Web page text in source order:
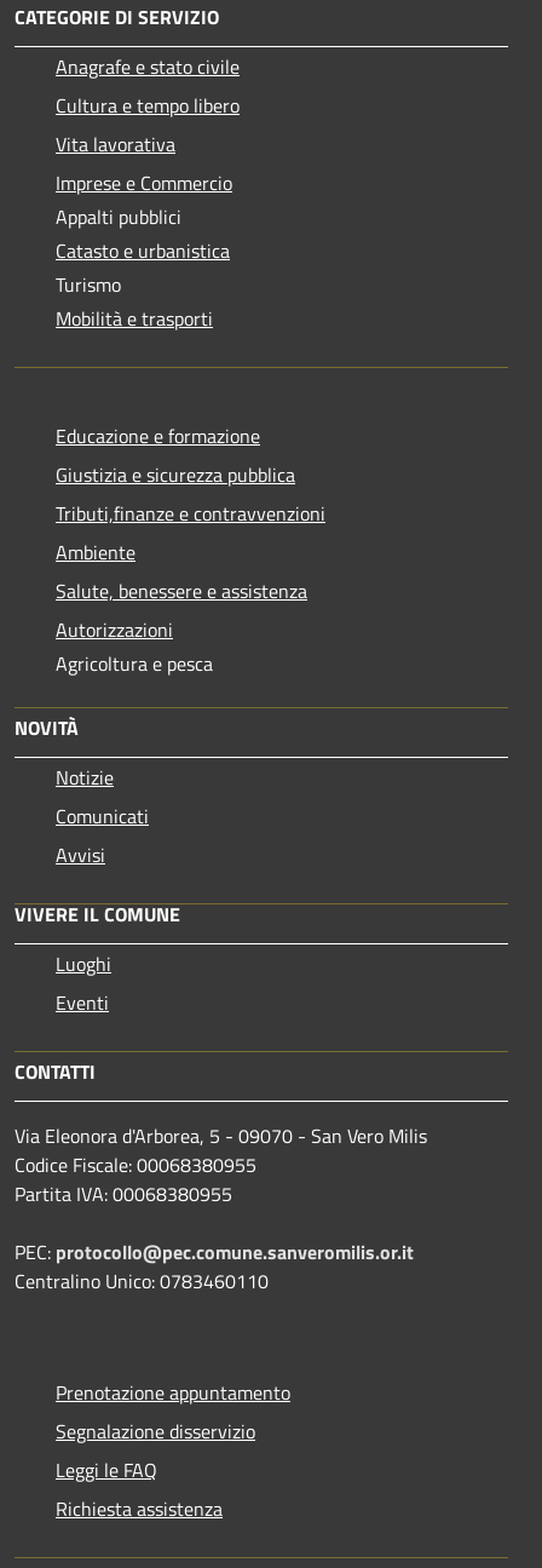
CATEGORIE DI SERVIZIO
Anagrafe e stato civile
Cultura e tempo libero
Vita lavorativa
Imprese e Commercio
Appalti pubblici
Catasto e urbanistica
Turismo
Mobilità e trasporti
Educazione e formazione
Giustizia e sicurezza pubblica
Tributi,finanze e contravvenzioni
Ambiente
Salute, benessere e assistenza
Autorizzazioni
Agricoltura e pesca
NOVITÀ
Notizie
Comunicati
Avvisi
VIVERE IL COMUNE
Luoghi
Eventi
CONTATTI
Via Eleonora d'Arborea, 5 - 09070 - San Vero Milis
Codice Fiscale: 00068380955
Partita IVA: 00068380955
PEC: protocollo@pec.comune.sanveromilis.or.it
Centralino Unico: 0783460110
Prenotazione appuntamento
Segnalazione disservizio
Leggi le FAQ
Richiesta assistenza